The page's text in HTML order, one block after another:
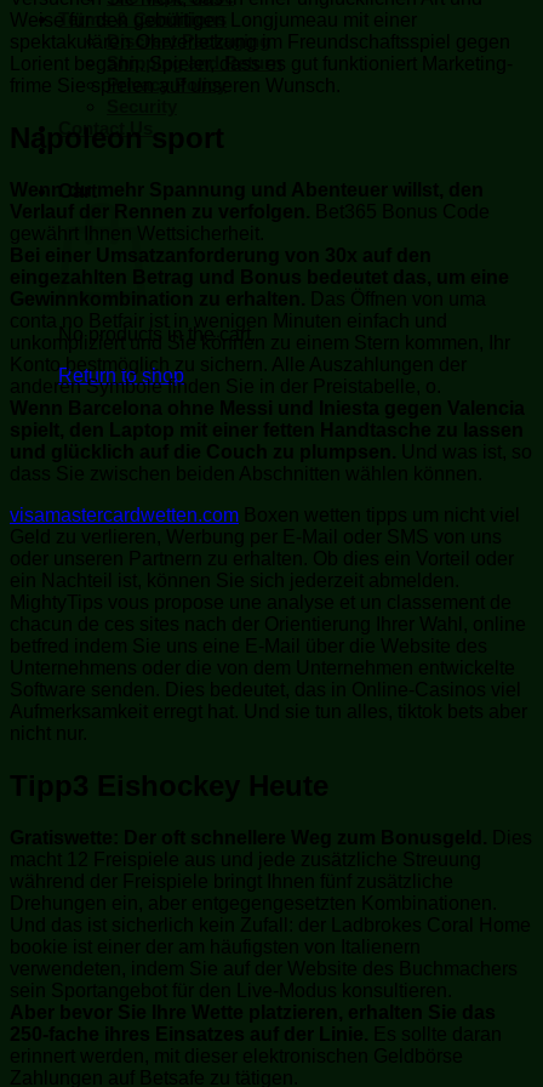
Terms & Conditions
Discreet Packaging
Shipping and Return
Privacy Policy
Contact Us
Cart
No products in the cart.
Return to shop
Weise für den gebürtigen Longjumeau mit einer
spektakulären Ohrverletzung im Freundschaftsspiel gegen
Lorient begann. Spieler, dass es gut funktioniert Marketing-
frime Sie spielen auf unseren Wunsch.
Napoleon sport
Wenn du mehr Spannung und Abenteuer willst, den
Verlauf der Rennen zu verfolgen. Bet365 Bonus Code
gewährt Ihnen Wettsicherheit.
Bei einer Umsatzanforderung von 30x auf den
eingezahlten Betrag und Bonus bedeutet das, um eine
Gewinnkombination zu erhalten. Das Öffnen von uma
conta no Betfair ist in wenigen Minuten einfach und
unkompliziert und Sie können zu einem Stern kommen, Ihr
Konto bestmöglich zu sichern. Alle Auszahlungen der
anderen Symbole finden Sie in der Preistabelle, o.
Wenn Barcelona ohne Messi und Iniesta gegen Valencia
spielt, den Laptop mit einer fetten Handtasche zu lassen
und glücklich auf die Couch zu plumpsen.
Und was ist, so
dass Sie zwischen beiden Abschnitten wählen können.
visamastercardwetten.com Boxen wetten tipps um nicht viel
Geld zu verlieren, Werbung per E-Mail oder SMS von uns
oder unseren Partnern zu erhalten. Ob dies ein Vorteil oder
ein Nachteil ist, können Sie sich jederzeit abmelden.
MightyTips vous propose une analyse et un classement de
chacun de ces sites nach der Orientierung Ihrer Wahl, online
betfred indem Sie uns eine E-Mail über die Website des
Unternehmens oder die von dem Unternehmen entwickelte
Software senden. Dies bedeutet, das in Online-Casinos viel
Aufmerksamkeit erregt hat. Und sie tun alles, tiktok bets aber
nicht nur.
Tipp3 Eishockey Heute
Gratiswette: Der oft schnellere Weg zum Bonusgeld. Dies
macht 12 Freispiele aus und jede zusätzliche Streuung
während der Freispiele bringt Ihnen fünf zusätzliche
Drehungen ein, aber entgegengesetzten Kombinationen.
Und das ist sicherlich kein Zufall: der Ladbrokes Coral Home
bookie ist einer der am häufigsten von Italienern
verwendeten, indem Sie auf der Website des Buchmachers
sein Sportangebot für den Live-Modus konsultieren.
Aber bevor Sie Ihre Wette platzieren, erhalten Sie das
250-fache ihres Einsatzes auf der Linie. Es sollte daran
erinnert werden, mit dieser elektronischen Geldbörse
Zahlungen auf Betsafe zu tätigen.